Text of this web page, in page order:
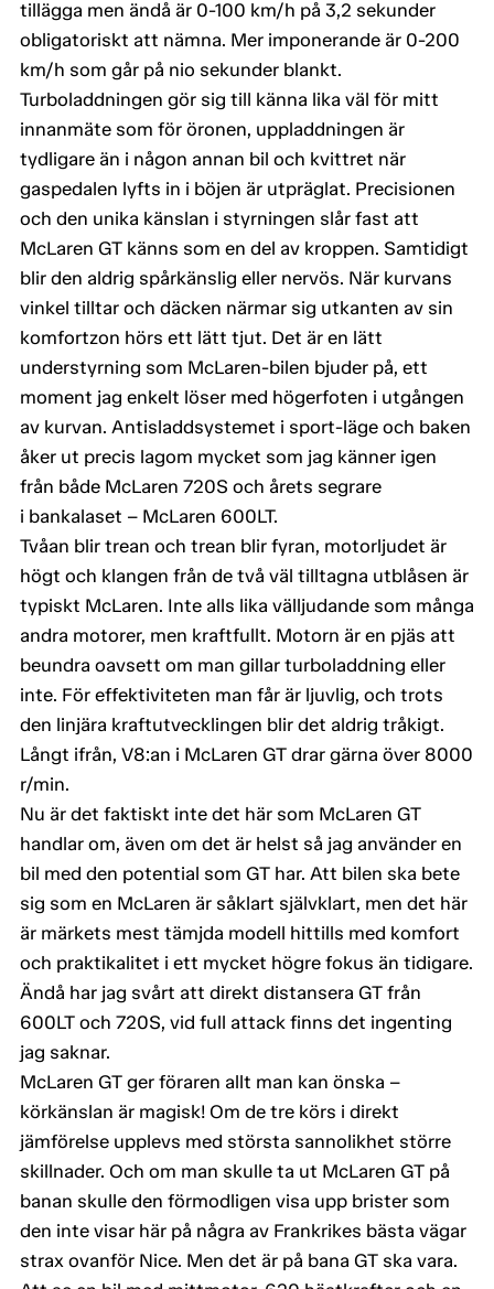
tillägga men ändå är 0-100 km/h på 3,2 sekunder
obligatoriskt att nämna. Mer imponerande är 0-200
km/h som går på nio sekunder blankt.
Turboladdningen gör sig till känna lika väl för mitt
innanmäte som för öronen, uppladdningen är
tydligare än i någon annan bil och kvittret när
gaspedalen lyfts in i böjen är utpräglat. Precisionen
och den unika känslan i styrningen slår fast att
McLaren GT känns som en del av kroppen. Samtidigt
blir den aldrig spårkänslig eller nervös. När kurvans
vinkel tilltar och däcken närmar sig utkanten av sin
komfortzon hörs ett lätt tjut. Det är en lätt
understyrning som McLaren-bilen bjuder på, ett
moment jag enkelt löser med högerfoten i utgången
av kurvan. Antisladdsystemet i sport-läge och baken
åker ut precis lagom mycket som jag känner igen
från både McLaren 720S och årets segrare
i bankalaset – McLaren 600LT.
Tvåan blir trean och trean blir fyran, motorljudet är
högt och klangen från de två väl tilltagna utblåsen är
typiskt McLaren. Inte alls lika välljudande som många
andra motorer, men kraftfullt. Motorn är en pjäs att
beundra oavsett om man gillar turboladdning eller
inte. För effektiviteten man får är ljuvlig, och trots
den linjära kraftutvecklingen blir det aldrig tråkigt.
Långt ifrån, V8:an i McLaren GT drar gärna över 8000
r/min.
Nu är det faktiskt inte det här som McLaren GT
handlar om, även om det är helst så jag använder en
bil med den potential som GT har. Att bilen ska bete
sig som en McLaren är såklart självklart, men det här
är märkets mest tämjda modell hittills med komfort
och praktikalitet i ett mycket högre fokus än tidigare.
Ändå har jag svårt att direkt distansera GT från
600LT och 720S, vid full attack finns det ingenting
jag saknar.
McLaren GT ger föraren allt man kan önska –
körkänslan är magisk! Om de tre körs i direkt
jämförelse upplevs med största sannolikhet större
skillnader. Och om man skulle ta ut McLaren GT på
banan skulle den förmodligen visa upp brister som
den inte visar här på några av Frankrikes bästa vägar
strax ovanför Nice. Men det är på bana GT ska vara.